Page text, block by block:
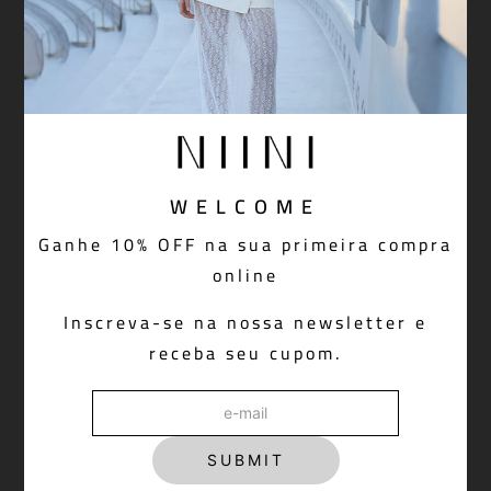
WELCOME
Ganhe 10% OFF na sua primeira compra
online
Inscreva-se na nossa newsletter e
receba seu cupom.
SUBMIT
R$ 998,00